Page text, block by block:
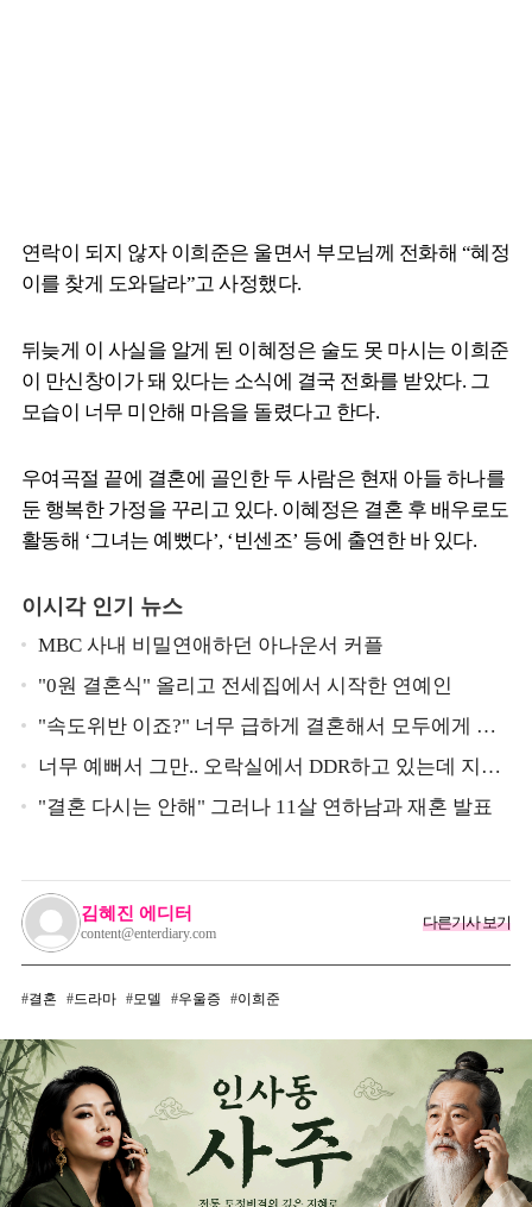
연락이 되지 않자 이희준은 울면서 부모님께 전화해 “혜정
이를 찾게 도와달라”고 사정했다.
뒤늦게 이 사실을 알게 된 이혜정은 술도 못 마시는 이희준
이 만신창이가 돼 있다는 소식에 결국 전화를 받았다. 그
모습이 너무 미안해 마음을 돌렸다고 한다.
우여곡절 끝에 결혼에 골인한 두 사람은 현재 아들 하나를
둔 행복한 가정을 꾸리고 있다. 이혜정은 결혼 후 배우로도
활동해 ‘그녀는 예뻤다’, ‘빈센조’ 등에 출연한 바 있다.
이시각 인기 뉴스
MBC 사내 비밀연애하던 아나운서 커플
"0원 결혼식" 올리고 전세집에서 시작한 연예인
"속도위반 이죠?" 너무 급하게 결혼해서 모두에게 의
심 받았던 스타
너무 예뻐서 그만.. 오락실에서 DDR하고 있는데 지나
가던 이상민이 캐스팅했다는 연예인
"결혼 다시는 안해" 그러나 11살 연하남과 재혼 발표
김혜진 에디터
content@enterdiary.com
다른기사 보기
결혼 드라마 모델 우울증 이희준